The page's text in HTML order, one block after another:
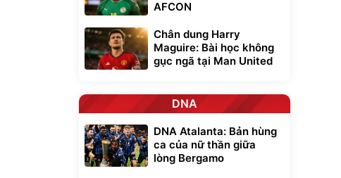
AFCON
Chân dung Harry
Maguire: Bài học không
gục ngã tại Man United
DNA
DNA Atalanta: Bản hùng
ca của nữ thần giữa
lòng Bergamo